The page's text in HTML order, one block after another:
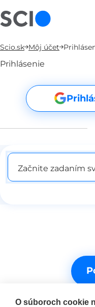
Scio.sk Môj účet
Prihlásenie
Začnite zadaním
O súboroch cookie